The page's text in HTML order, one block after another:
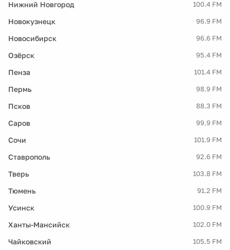
Нижний Новгород 100.4 FM
Новокузнецк 96.9 FM
Новосибирск 96.6 FM
Озёрск 95.4 FM
Пенза 101.4 FM
Пермь 98.9 FM
Псков 88.3 FM
Саров 99.9 FM
Сочи 101.9 FM
Ставрополь 92.6 FM
Тверь 103.8 FM
Тюмень 91.2 FM
Усинск 100.9 FM
Ханты-Мансийск 102.0 FM
Чайковский 105.5 FM